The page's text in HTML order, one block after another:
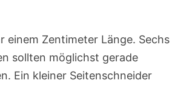
einem Zentimeter Länge. Sechs
sollten möglichst gerade
Ein kleiner Seitenschneider